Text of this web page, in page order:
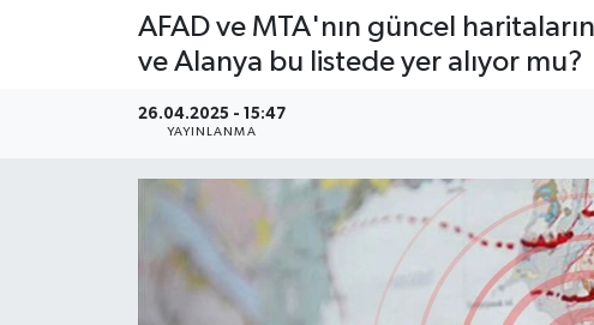
AFAD ve MTA'nın güncel
ve Alanya bu listede yer alıyor mu?
26.04.2025 - 15:47
YAYINLANMA
Son Dakika Haberleri